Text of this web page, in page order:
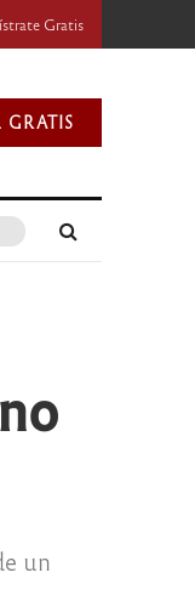
Gratis
un